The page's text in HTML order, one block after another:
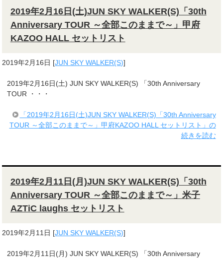
2019年2月16日(土)JUN SKY WALKER(S)「30th
Anniversary TOUR ～全部このままで～」甲府
KAZOO HALL セットリスト
2019年2月16日 [JUN SKY WALKER(S)]
2019年2月16日(土) JUN SKY WALKER(S) 「30th Anniversary
TOUR ・・・
「2019年2月16日(土)JUN SKY WALKER(S)「30th Anniversary
TOUR ～全部このままで～」甲府KAZOO HALL セットリスト」の
続きを読む
2019年2月11日(月)JUN SKY WALKER(S)「30th
Anniversary TOUR ～全部このままで～」米子
AZTiC laughs セットリスト
2019年2月11日 [JUN SKY WALKER(S)]
2019年2月11日(月) JUN SKY WALKER(S) 「30th Anniversary